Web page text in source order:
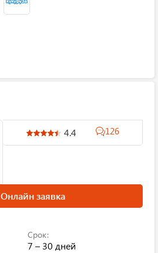
4.4 126
Онлайн заявка
Срок:
7 – 30 дней